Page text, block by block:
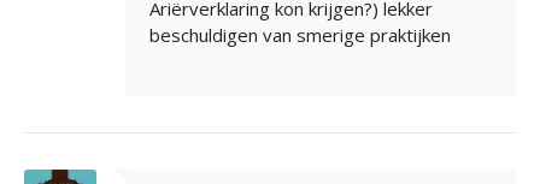
Ariërverklaring kon krijgen?) lekker
beschuldigen van smerige praktijken